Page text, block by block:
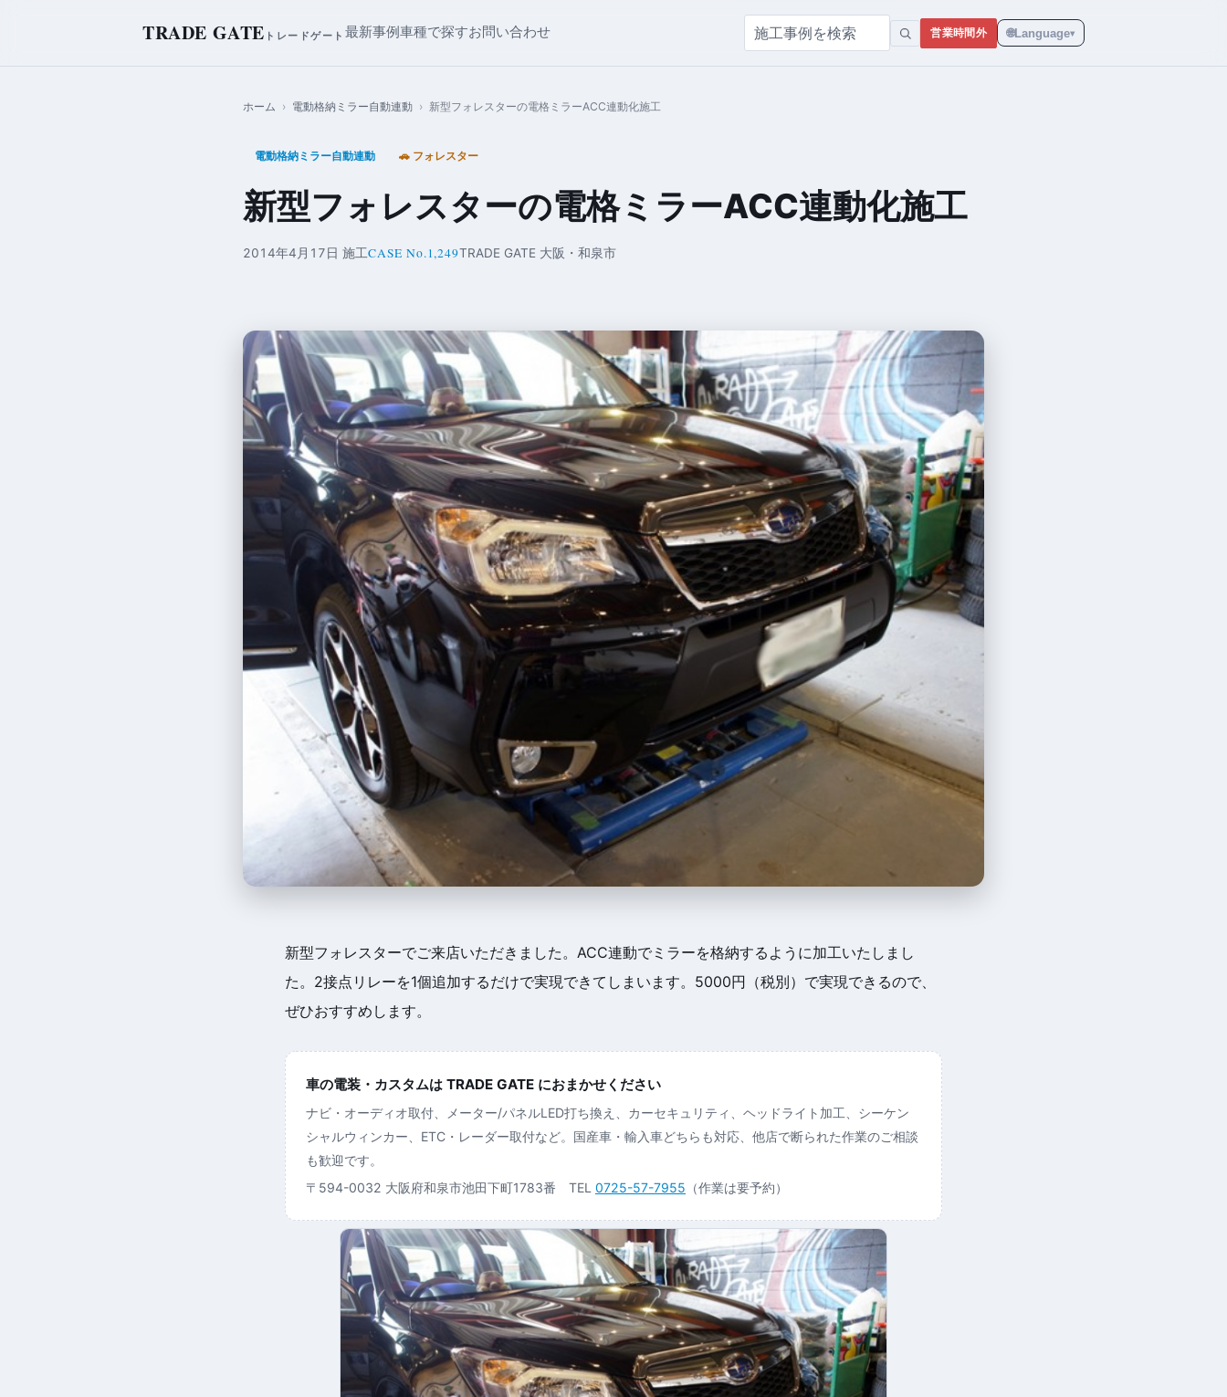
TRADE GATE トレードゲート 最新事例車種で探すお問い合わせ 営業時間外 🌐Language▾
ホーム › 電動格納ミラー自動連動 › 新型フォレスターの電格ミラーACC連動化施工
電動格納ミラー自動連動 🚗 フォレスター
新型フォレスターの電格ミラーACC連動化施工
2014年4月17日 施工CASE No.1,249TRADE GATE 大阪・和泉市
新型フォレスターでご来店いただきました。ACC連動でミラーを格納するように加工いたしまし
た。2接点リレーを1個追加するだけで実現できてしまいます。5000円（税別）で実現できるので、
ぜひおすすめします。
車の電装・カスタムは TRADE GATE におまかせください
ナビ・オーディオ取付、メーター/パネルLED打ち換え、カーセキュリティ、ヘッドライト加工、シーケン
シャルウィンカー、ETC・レーダー取付など。国産車・輸入車どちらも対応、他店で断られた作業のご相談
も歓迎です。
〒594-0032 大阪府和泉市池田下町1783番 TEL 0725-57-7955 （作業は要予約）